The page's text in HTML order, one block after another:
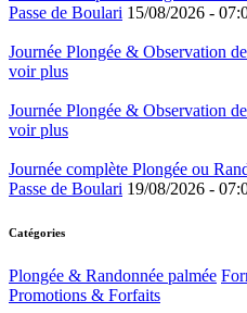
Passe de Boulari 15/08/2026 -
Journée Plongée & Observation
voir plus
Journée Plongée & Observation
voir plus
Journée complète Plongée ou
Passe de Boulari 19/08/2026 -
Catégories
Plongée & Randonnée palmée
Promotions & Forfaits